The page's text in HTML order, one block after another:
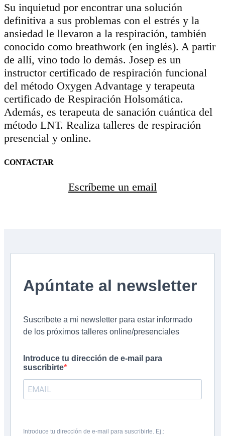
Su inquietud por encontrar una solución
definitiva a sus problemas con el estrés y la
ansiedad le llevaron a la respiración, también
conocido como breathwork (en inglés). A partir
de allí, vino todo lo demás. Josep es un
instructor certificado de respiración funcional
del método Oxygen Advantage y terapeuta
certificado de Respiración Holsomática.
Además, es terapeuta de sanación cuántica del
método LNT. Realiza talleres de respiración
presencial y online.
CONTACTAR
Escríbeme un email
Apúntate al newsletter
Suscríbete a mi newsletter para estar informado
de los próximos talleres online/presenciales
Introduce tu dirección de e-mail para
suscribirte
Introduce tu dirección de e-mail para suscribirte. Ej.: